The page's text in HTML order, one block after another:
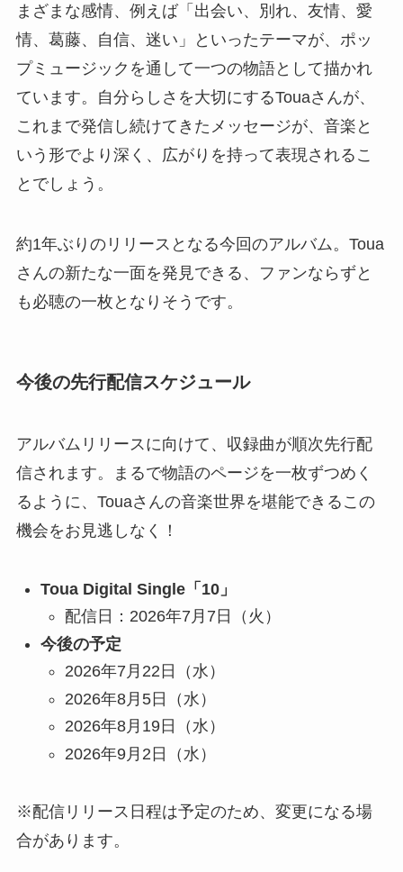
まざまな感情、例えば「出会い、別れ、友情、愛
情、葛藤、自信、迷い」といったテーマが、ポッ
プミュージックを通して一つの物語として描かれ
ています。自分らしさを大切にするTouaさんが、
これまで発信し続けてきたメッセージが、音楽と
いう形でより深く、広がりを持って表現されるこ
とでしょう。
約1年ぶりのリリースとなる今回のアルバム。Toua
さんの新たな一面を発見できる、ファンならずと
も必聴の一枚となりそうです。
今後の先行配信スケジュール
アルバムリリースに向けて、収録曲が順次先行配
信されます。まるで物語のページを一枚ずつめく
るように、Touaさんの音楽世界を堪能できるこの
機会をお見逃しなく！
Toua Digital Single「10」
配信日：2026年7月7日（火）
今後の予定
2026年7月22日（水）
2026年8月5日（水）
2026年8月19日（水）
2026年9月2日（水）
※配信リリース日程は予定のため、変更になる場
合があります。